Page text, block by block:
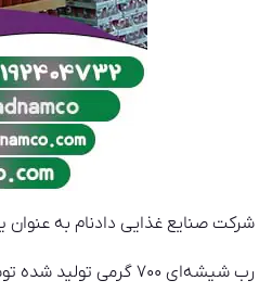
شرکت صنایع غذایی دادنام به
رب شیشه‌ای ۷۰۰ گرمی